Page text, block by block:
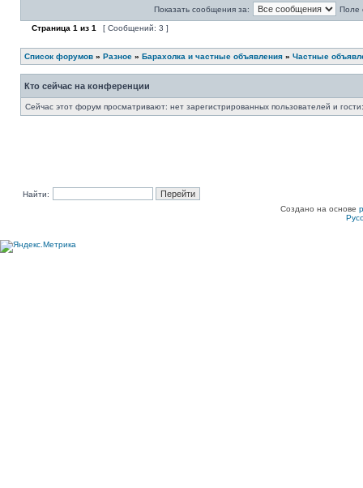
Показать сообщения за: Поле
Страница 1 из 1 [ Сообщений: 3 ]
Список форумов » Разное » Барахолка и частные объявления » Частные
Кто сейчас на конференции
Сейчас этот форум просматривают: нет зарегистрированных пользователей и
Найти:
Создано на основе